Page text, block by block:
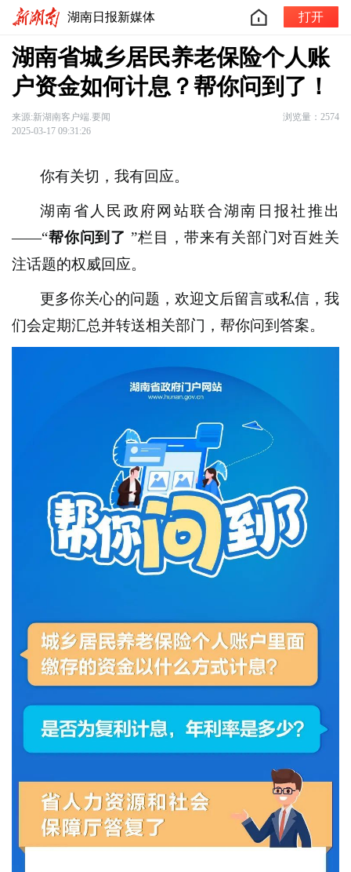
湖南日报新媒体 打开
湖南省城乡居民养老保险个人账
户资金如何计息？帮你问到了！
来源:新湖南客户端.要闻
浏览量：2574
2025-03-17 09:31:26
你有关切，我有回应。
湖南省人民政府网站联合湖南日报社推出
——“帮你问到了 ”栏目，带来有关部门对百姓关
注话题的权威回应。
更多你关心的问题，欢迎文后留言或私信，我
们会定期汇总并转送相关部门，帮你问到答案。